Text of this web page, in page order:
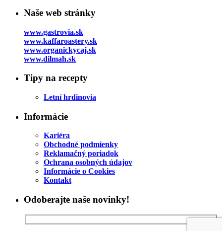
Naše web stránky
www.gastrovia.sk
www.kaffaroastery.sk
www.organickycaj.sk
www.dilmah.sk
Tipy na recepty
Letní hrdinovia
Informácie
Kariéra
Obchodné podmienky
Reklamačný poriadok
Ochrana osobných údajov
Informácie o Cookies
Kontakt
Odoberajte naše novinky!